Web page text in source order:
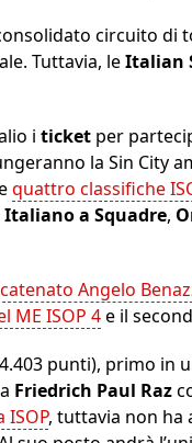
circuito di
Tuttavia, leItalian
i ticket per
la Sin City
quattro classifiche
a Squadre,
Angelo
ME ISOP 4e il
punti), primo in
Friedrich Paul Raz
, tuttavia non ha